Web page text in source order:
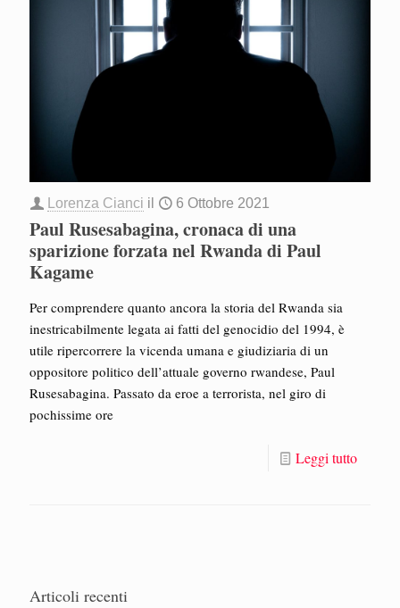
Lorenza Cianci il 6 Ottobre 2021
Paul Rusesabagina, cronaca di una
sparizione forzata nel Rwanda di Paul
Kagame
Per comprendere quanto ancora la storia del Rwanda sia
inestricabilmente legata ai fatti del genocidio del 1994, è
utile ripercorrere la vicenda umana e giudiziaria di un
oppositore politico dell’attuale governo rwandese, Paul
Rusesabagina. Passato da eroe a terrorista, nel giro di
pochissime ore
Leggi tutto
Articoli recenti